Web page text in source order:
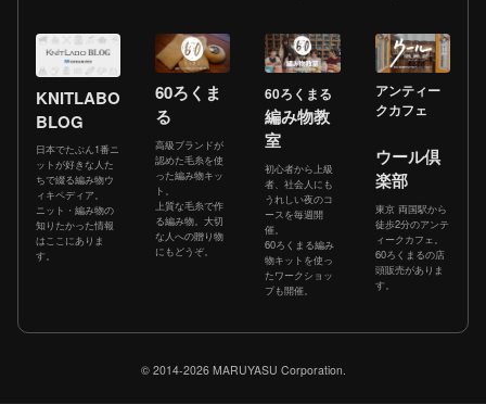
KNITLABO
BLOG
日本でたぶん1番ニ
ットが好きな人た
ちで綴る編み物ウ
ィキペディア。
ニット・編み物の
知りたかった情報
はここにありま
す。
60ろくま
る
高級ブランドが
認めた毛糸を使
った編み物キッ
ト。
上質な毛糸で作
る編み物。大切
な人への贈り物
にもどうぞ。
60ろくまる
編み物教
室
初心者から上級
者、社会人にも
うれしい夜のコ
ースを毎週開
催。
60ろくまる編み
物キットを使っ
たワークショッ
プも開催。
アンティー
クカフェ
ウール倶
楽部
東京 両国駅から
徒歩2分のアンテ
ィークカフェ。
60ろくまるの店
頭販売がありま
す。
© 2014-2026 MARUYASU Corporation.